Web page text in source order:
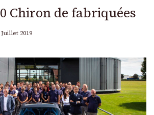
Chiron de fabriquées
Juillet 2019